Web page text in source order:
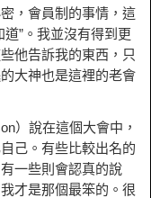
，會員制的事情，這
”。我並沒有得到更
他告訴我的東西，只
大神也是這裡的老會
）說在這個大會中，
己。有些比較出名的
一些則會認真的說
才是那個最笨的。很